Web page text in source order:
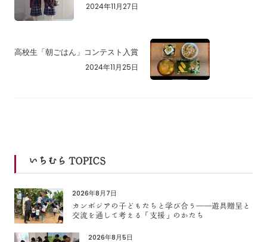
2024年11月27日
高校生「朝ごはん」コンテスト入賞
2024年11月25日
いちむら TOPICS
2026年8月7日
カンボジアの子どもたちと学び合う――遊具贈呈と
交流を通して考える「支援」のかたち
2026年8月5日